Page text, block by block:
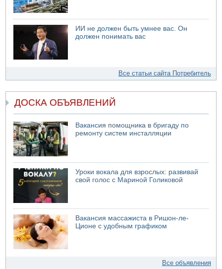
ИИ не должен быть умнее вас. Он
должен понимать вас
Все статьи сайта Потребитель
ДОСКА ОБЪЯВЛЕНИЙ
Вакансия помощника в бригаду по
ремонту систем инсталляции
Уроки вокала для взрослых: развивай
свой голос с Мариной Голиковой
Вакансия массажиста в Ришон-ле-
Ционе с удобным графиком
Все объявления